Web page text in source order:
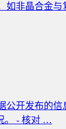
如非晶合金
开发布的
。 - 核对 …